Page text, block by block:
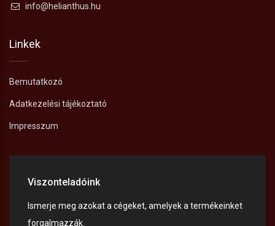
info@helianthus.hu
Linkek
Bemutatkozó
Adatkezelési tájékoztató
Impresszum
Viszonteladóink
Ismerje meg azokat a cégeket, amelyek a termékeinket
forgalmazzák.